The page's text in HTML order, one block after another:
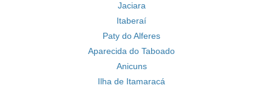
Jaciara
Itaberaí
Paty do Alferes
Aparecida do Taboado
Anicuns
Ilha de Itamaracá